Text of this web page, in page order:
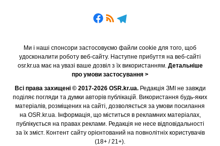
Ми і наші спонсори застосовуємо файли cookie для того, щоб
удосконалити роботу веб-сайту. Наступне прибуття на веб-сайті
osr.kr.ua має на увазі ваше дозвіл з їх використанням. Детальніше
про умови застосування >
Всі права захищені © 2017-2026 OSR.kr.ua.Редакція ЗМІ не завжди
поділяє погляди та думки авторів публікацій. Використання будь-яких
матеріалів, розміщених на сайті, дозволяється за умови посилання
на OSR.kr.ua. Інформація, що міститься в рекламних матеріалах,
публікується на правах реклами. Редакція не несе відповідальності
за їх зміст. Контент сайту орієнтований на повнолітніх користувачів
(18+ / 21+).